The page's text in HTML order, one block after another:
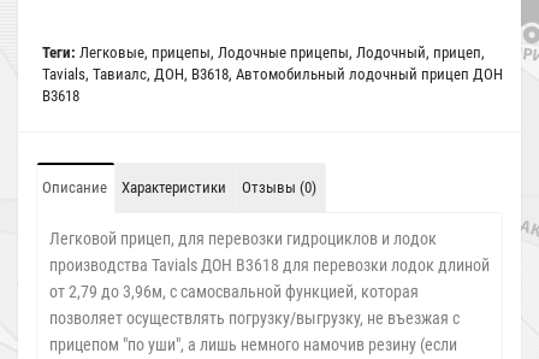
Теги: Легковые, прицепы, Лодочные прицепы, Лодочный, прицеп,
Tavials, Тавиалс, ДОН, В3618, Автомобильный лодочный прицеп ДОН
В3618
Описание Характеристики Отзывы (0)
Легковой прицеп, для перевозки гидроциклов и лодок
производства Tavials ДОН В3618 для перевозки лодок длиной
от 2,79 до 3,96м, с самосвальной функцией, которая
позволяет осуществлять погрузку/выгрузку, не въезжая с
прицепом "по уши", а лишь немного намочив резину (если